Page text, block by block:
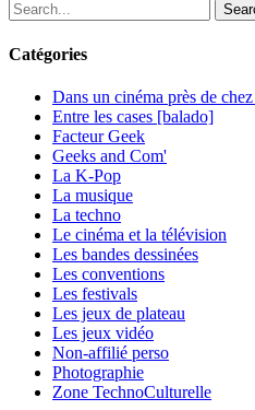
Catégories
Dans un cinéma près de
Entre les cases [balado]
Facteur Geek
Geeks and Com'
La K-Pop
La musique
La techno
Le cinéma et la télévision
Les bandes dessinées
Les conventions
Les festivals
Les jeux de plateau
Les jeux vidéo
Non-affilié perso
Photographie
Zone TechnoCulturelle